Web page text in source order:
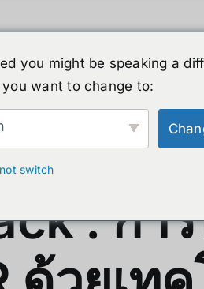
ะสบการณ์ AR ด้
: กา
you might be speaking a
you want to change to:
switch